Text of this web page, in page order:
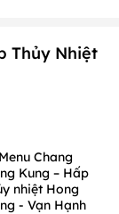
Thủy Nhiệt